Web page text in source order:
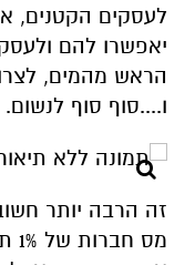
לעסקים הקטנים,
יאפשרו להם
הראש מהמים,
ו....סוף סוף לנשום.
זה הרבה יותר